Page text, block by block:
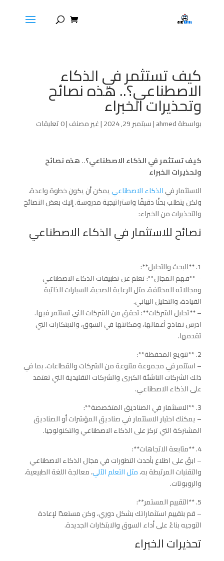
كيف تستثمر في الذكاء
الاصطناعي؟.. هذه نصائح
وتحذيرات الخبراء
بواسطةahmed
|سبتمبر 29, 2024 |غير مصنف|0 تعليقات
كيف تستثمر في الذكاء الاصطناعي؟.. هذه نصائح
وتحذيرات الخبراء
الاستثمار فيالذكاء الاصطناعييمكن أن يكون خطوة واعدة،
ولكن يتطلب بحثًا دقيقًا واستراتيجية مدروسة. إليك بعض النصائح
والتحذيرات من الخبراء:
نصائح للاستثمار في الذكاء الاصطناعي
1. **البحث والتحليل**:
– **فهم المجال**: تعلم عن تطبيقات الذكاء الاصطناعي
ومجالاته المختلفة، مثل الرعاية الصحية، السيارات الذاتية
القيادة، والتحليل البياني.
– **تحليل الشركات**: تحقق من الشركات التي تستثمر فيها.
ادرس نماذج أعمالها، ومكانتها في السوق، والابتكارات التي
تقدمها.
2. **تنويع المحفظة**:
– استثمر في مجموعة متنوعة من الشركات والقطاعات، بما في
ذلك الشركات الناشئة الكبرى والشركات التقليدية التي تعتمد
على الذكاء الاصطناعي.
3. **الاستثمار في الصناديق المتخصصة**:
– يمكنك اختيار الاستثمار في صناديق المؤشرات أو الصناديق
المشتركة التي تركز على الذكاء الاصطناعي والتكنولوجيا.
4. **متابعة الاتجاهات**:
– ابقَ على اطلاع بأحدث التطورات في مجال الذكاء الاصطناعي
والتقنيات المرتبطة به،مثل التعلم الآلي، معالجة اللغة الطبيعية،
والروبوتات.
5. **التقييم المستمر**:
– قم بتقييم استثماراتك بشكل دوري، وكن مستعدًا لإعادة
التوجيه بناءً على أداء السوق والابتكارات الجديدة.
تحذيرات الخبراء